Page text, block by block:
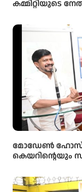
കമ്മിറ്റിയുടെ നേതൃത്വത്തിൽ
മത്തെ വീടിൻ്റെ
മോഡേൺ